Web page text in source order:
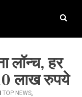
लॉन्च, हर
लाख रुपये
TOP NEWS,